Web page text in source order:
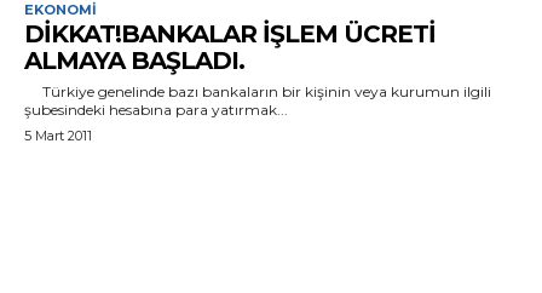
EKONOMI
DIKKAT!BANKALAR İŞLEM ÜCRETI
ALMAYA BAŞLADI.
Türkiye genelinde bazı bankaların bir kişinin veya kurumun ilgili
şubesindeki hesabına para yatırmak...
5 Mart 2011